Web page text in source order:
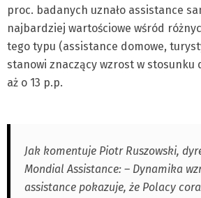
proc. badanych uznało assistance
najbardziej wartościowe wśród
tego typu (assistance domowe,
stanowi znaczący wzrost w stosunku
aż o 13 p.p.
Jak komentuje Piotr Ruszowski,
Mondial Assistance: – Dynamika
assistance pokazuje, że Polacy